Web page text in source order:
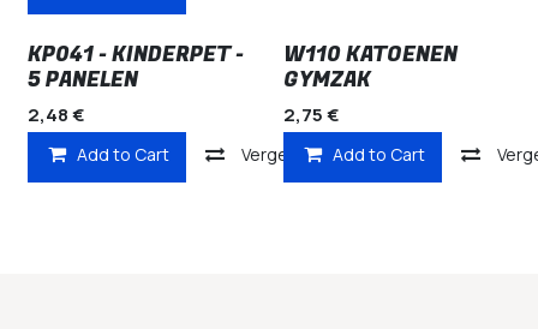
KP041 - KINDERPET -
5 PANELEN
2,48€
Add to Cart Vergelijken
W110 KATOENEN
GYMZAK
2,75€
Add to Cart